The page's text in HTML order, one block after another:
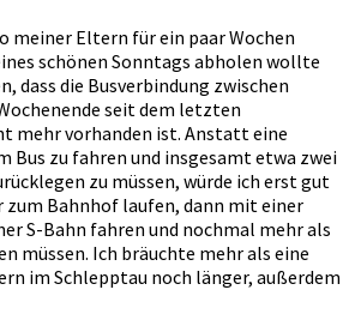
meiner Eltern für ein paar Wochen
schönen Sonntags abholen wollte
dass die Busverbindung zwischen
seit dem letzten
mehr vorhanden ist. Anstatt eine
Bus zu fahren und insgesamt etwa zwei
zu müssen, würde ich erst gut
Bahnhof laufen, dann mit einer
S-Bahn fahren und nochmal mehr als
müssen. Ich bräuchte mehr als eine
im Schlepptau noch länger, außerdem